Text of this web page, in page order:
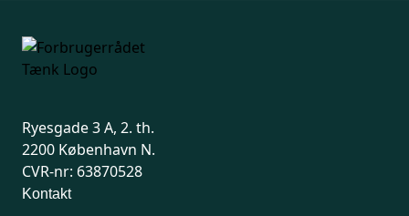
Ryesgade 3 A, 2. th.
2200 København N.
CVR-nr: 63870528
Kontakt